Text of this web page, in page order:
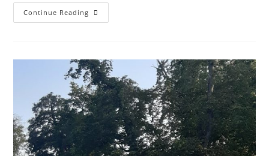
Continue Reading